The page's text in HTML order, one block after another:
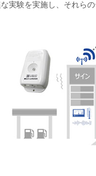
実験を実施し、それら